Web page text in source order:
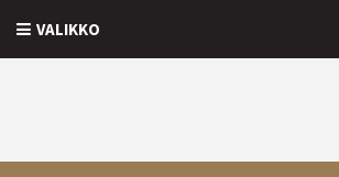
VALIKKO